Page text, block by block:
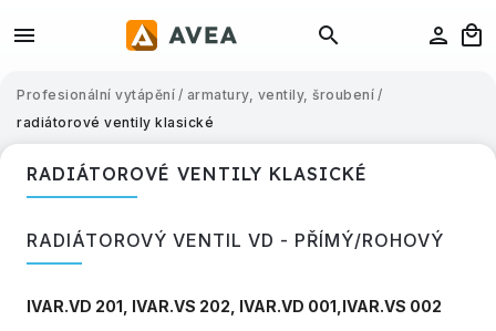
Profesionální vytápění / armatury, ventily, šroubení /
radiátorové ventily klasické
RADIÁTOROVÉ VENTILY KLASICKÉ
RADIÁTOROVÝ VENTIL VD - PŘÍMÝ/ROHOVÝ
IVAR.VD 201, IVAR.VS 202, IVAR.VD 001,IVAR.VS 002